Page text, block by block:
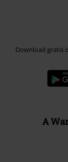
Download gratis
A